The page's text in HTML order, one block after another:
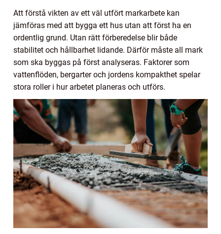
Att förstå vikten av ett väl utfört markarbete kan
jämföras med att bygga ett hus utan att först ha en
ordentlig grund. Utan rätt förberedelse blir både
stabilitet och hållbarhet lidande. Därför måste all mark
som ska byggas på först analyseras. Faktorer som
vattenflöden, bergarter och jordens kompakthet spelar
stora roller i hur arbetet planeras och utförs.